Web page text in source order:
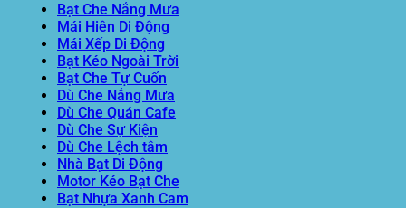
Bạt Che Nắng Mưa
Mái Hiên Di Động
Mái Xếp Di Động
Bạt Kéo Ngoài Trời
Bạt Che Tự Cuốn
Dù Che Nắng Mưa
Dù Che Quán Cafe
Dù Che Sự Kiện
Dù Che Lệch tâm
Nhà Bạt Di Động
Motor Kéo Bạt Che
Bạt Nhựa Xanh Cam